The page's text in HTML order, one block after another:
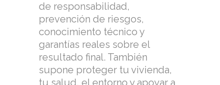
de responsabilidad,
prevención de riesgos,
conocimiento técnico y
garantías reales sobre el
resultado final. También
supone proteger tu vivienda,
tu salud, el entorno y apoyar a